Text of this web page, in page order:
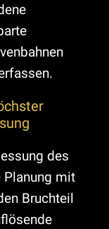
des
Planung mit
Bruchteil